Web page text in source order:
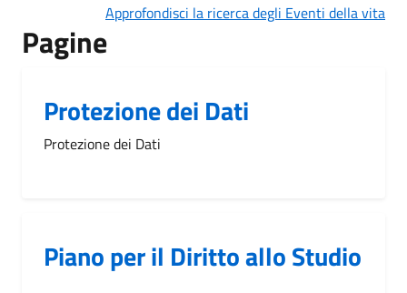
Approfondisci la ricerca degli Eventi della vita
Pagine
Protezione dei Dati
Protezione dei Dati
Piano per il Diritto allo Studio